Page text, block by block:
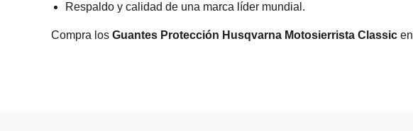
Respaldo y calidad de una marca líder mundial.
Compra los Guantes Protección Husqvarna Motosierrista Classic en